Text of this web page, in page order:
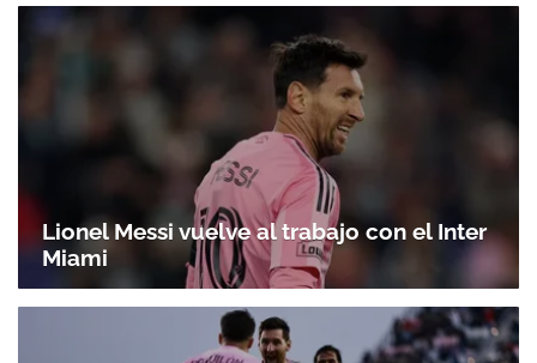
Lionel Messi vuelve al trabajo con el Inter
Miami